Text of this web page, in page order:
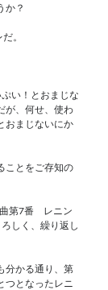
か？
。
い！とおまじな
が、何せ、使わ
おまじないにか
ことをご存知の
曲第7番 レニン
しく、繰り返し
分かる通り、第
つとなったレニ